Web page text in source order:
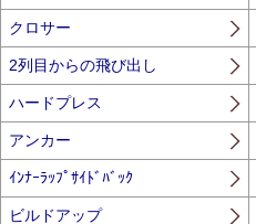
クロサー
2列目からの飛び出し
ハードプレス
アンカー
ｲﾝﾅｰﾗｯﾌﾟｻｲﾄﾞﾊﾞｯｸ
ビルドアップ